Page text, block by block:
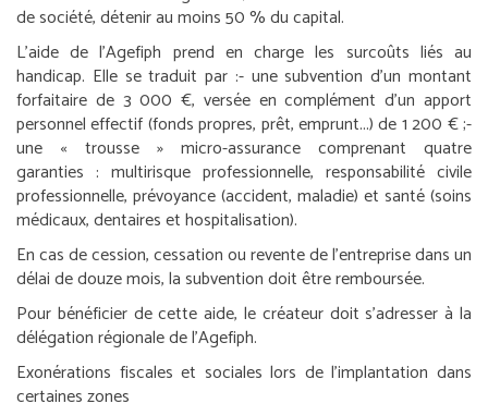
de société, détenir au moins 50 % du capital.
L’aide de l’Agefiph prend en charge les surcoûts liés au
handicap. Elle se traduit par :- une subvention d’un montant
forfaitaire de 3 000 €, versée en complément d’un apport
personnel effectif (fonds propres, prêt, emprunt...) de 1 200 € ;-
une « trousse » micro-assurance comprenant quatre
garanties : multirisque professionnelle, responsabilité civile
professionnelle, prévoyance (accident, maladie) et santé (soins
médicaux, dentaires et hospitalisation).
En cas de cession, cessation ou revente de l’entreprise dans un
délai de douze mois, la subvention doit être remboursée.
Pour bénéficier de cette aide, le créateur doit s’adresser à la
délégation régionale de l’Agefiph.
Exonérations fiscales et sociales lors de l’implantation dans
certaines zones